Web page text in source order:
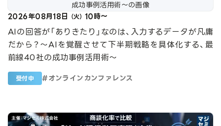
2026年08月18日 （火） 10時～
AIの回答が「ありきたり」なのは、入力するデータが凡庸
だから？〜AIを覚醒させて下半期戦略を具体化する、最
前線40社の成功事例活用術〜
受付中 # オンラインカンファレンス